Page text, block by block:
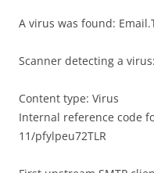
A virus was found:
Scanner detecting a
Content type: Virus
Internal reference code
11/pfylpeu72TLR